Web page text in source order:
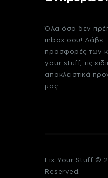
Όλα όσα δεν
inbox σου! Λάβε
προσφορές των
your stuff, τις
αποκλειστικά
μας.
Fix Your Stuff ©
Reserved.